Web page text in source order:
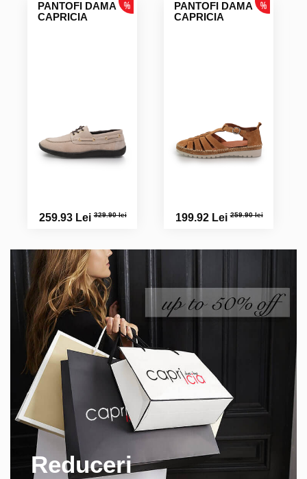
PANTOFI DAMA
CAPRICIA
259.93 Lei329.90 lei
PANTOFI DAMA
CAPRICIA
199.92 Lei259.90 lei
Reduceri